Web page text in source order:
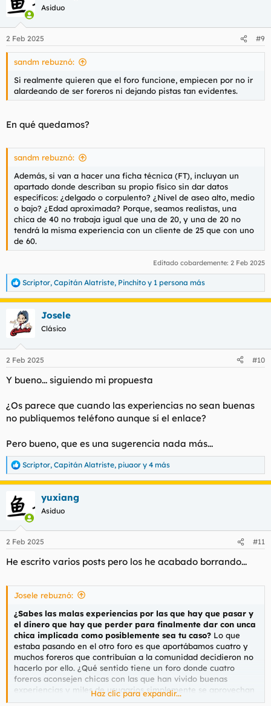
c
i
e
s
Asiduo
2 Feb 2025 #9
sandm rebuznó:
Si realmente quieren que el foro funcione, empiecen por no ir
alardeando de ser foreros ni dejando pistas tan evidentes.
En qué quedamos?
sandm rebuznó:
Además, si van a hacer una ficha técnica (FT), incluyan un
apartado donde describan su propio físico sin dar datos
específicos: ¿delgado o corpulento? ¿Nivel de aseo alto, medio
o bajo? ¿Edad aproximada? Porque, seamos realistas, una
chica de 40 no trabaja igual que una de 20, y una de 20 no
tendrá la misma experiencia con un cliente de 25 que con uno
de 60.
Editado cobardemente: 2 Feb 2025
R
e
a
c
i
e
Scriptor, Capitán Alatriste, Pinchito y 1 persona más
Josele
Clásico
2 Feb 2025 #10
Y bueno... siguiendo mi propuesta
¿Os parece que cuando las experiencias no sean buenas
no publiquemos teléfono aunque sí el enlace?
Pero bueno, que es una sugerencia nada más...
R
e
a
c
c
i
e
:
Scriptor, Capitán Alatriste, piuaor y 4 más
yuxiang
Asiduo
2 Feb 2025 #11
He escrito varios posts pero los he acabado borrando...
Josele rebuznó:
¿Sabes las malas experiencias por las que hay que pasar y
el dinero que hay que perder para finalmente dar con unca
chica implicada como posiblemente sea tu caso? Lo que
estaba pasando en el otro foro es que aportábamos cuatro y
muchos foreros que contribuían a la comunidad decidieron no
hacerlo por ello. ¿Qué sentido tiene un foro donde cuatro
foreros aconsejen chicas con las que han vivido buenas
experiencias y miles de usuaarios simplemente se aprovechan
de ello? El resultado muchas veces era sobresaturar a cuatro
Haz clic para expandir...